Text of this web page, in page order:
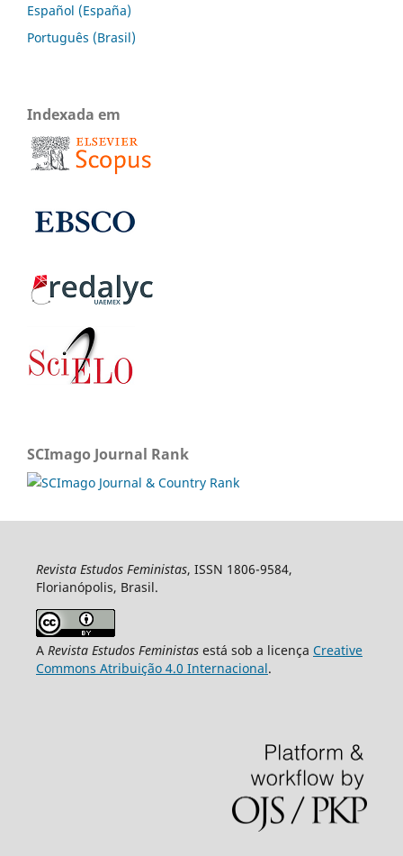
Español (España)
Português (Brasil)
Indexada em
SCImago Journal Rank
Revista Estudos Feministas, ISSN 1806-9584,
Florianópolis, Brasil.
A Revista Estudos Feministasestá sob a licença Creative
Commons Atribuição 4.0 Internacional.